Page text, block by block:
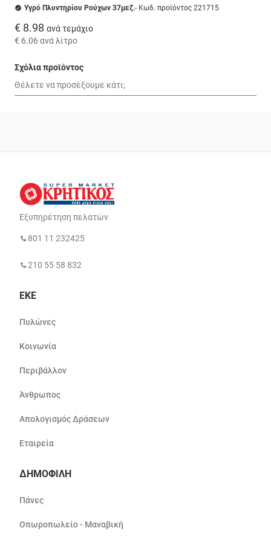
Υγρό Πλυντηρίου Ρούχων 37μεζ.- Κωδ. προϊόντος 221715
€ 8.98 ανά τεμάχιο
€ 6.06 ανά λίτρο
Σχόλια προϊόντος
Εξυπηρέτηση πελατών
801 11 232425
210 55 58 832
ΕΚΕ
Πυλώνες
Κοινωνία
Περιβάλλον
Άνθρωπος
Απολογισμός Δράσεων
Εταιρεία
ΔΗΜΟΦΙΛΗ
Πάνες
Οπωροπωλείο - Μαναβική